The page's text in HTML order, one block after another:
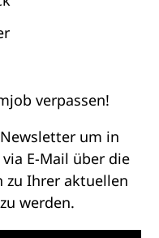
verpassen!
um in
E-Mail über die
zu Ihrer aktuellen
werden.